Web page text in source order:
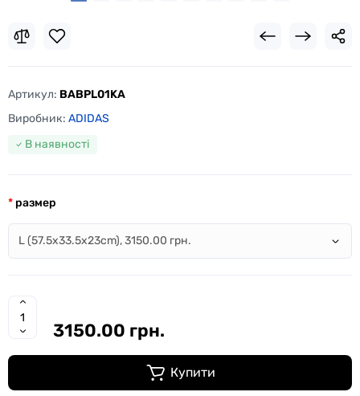
Артикул: BABPL01KA
Виробник: ADIDAS
В наявності
размер
3150.00 грн.
Купити